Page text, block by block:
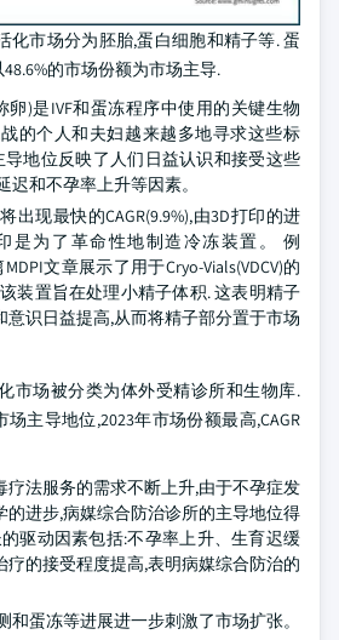
化市场分为胚胎,蛋白细胞和精子等. 蛋
的市场份额为市场主导.
卵)是IVF和蛋冻程序中使用的关键生物
的个人和夫妇越来越多地寻求这些标
导地位反映了人们日益认识和接受这些
迟和不孕率上升等因素。
出现最快的CAGR(9.9%),由3D打印的进
是为了革命性地制造冷冻装置。 例
文章展示了用于Cryo-Vials(VDCV)的
装置旨在处理小精子体积. 这表明精子
意识日益提高,从而将精子部分置于市场
市场被分类为体外受精诊所和生物库.
主导地位,2023年市场份额最高,CAGR
疗法服务的需求不断上升,由于不孕症发
的进步,病媒综合防治诊所的主导地位得
驱动因素包括:不孕率上升、生育迟缓
疗的接受程度提高,表明病媒综合防治的
和蛋冻等进展进一步刺激了市场扩张。